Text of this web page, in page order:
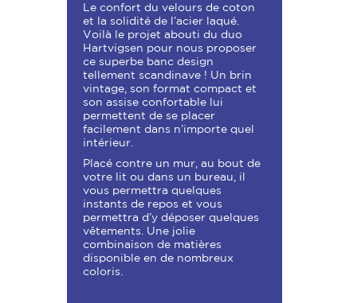
Le confort du velours de coton
et la solidité de l’acier laqué.
Voilà le projet abouti du duo
Hartvigsen pour nous proposer
ce superbe banc design
tellement scandinave ! Un brin
vintage, son format compact et
son assise confortable lui
permettent de se placer
facilement dans n’importe quel
intérieur.
Placé contre un mur, au bout de
votre lit ou dans un bureau, il
vous permettra quelques
instants de repos et vous
permettra d’y déposer quelques
vêtements. Une jolie
combinaison de matières
disponible en de nombreux
coloris.